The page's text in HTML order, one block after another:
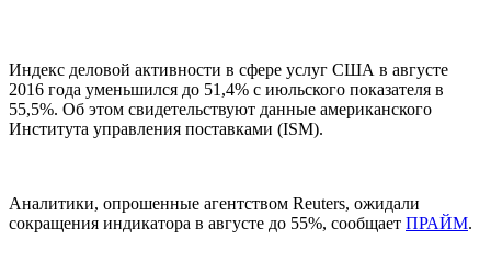
Индекс деловой активности в сфере услуг США в августе
2016 года уменьшился до 51,4% с июльского показателя в
55,5%. Об этом свидетельствуют данные американского
Института управления поставками (ISM).
Аналитики, опрошенные агентством Reuters, ожидали
сокращения индикатора в августе до 55%, сообщает ПРАЙМ.